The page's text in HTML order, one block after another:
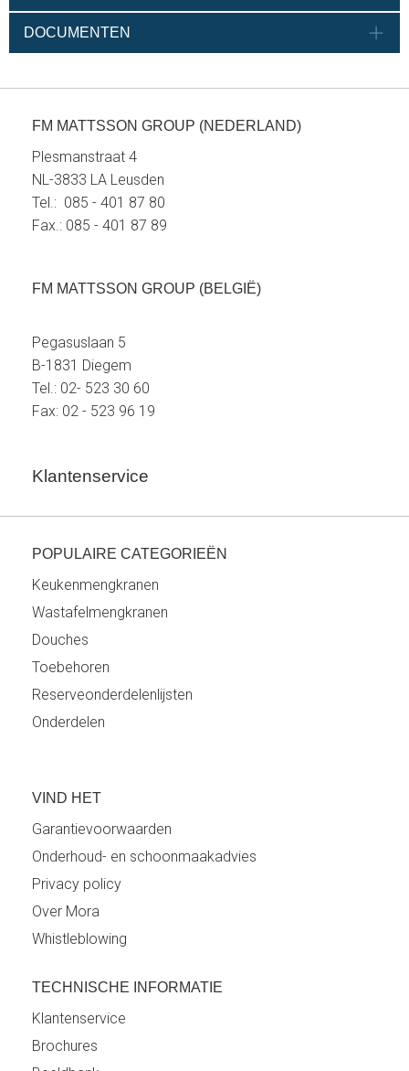
DOCUMENTEN
FM MATTSSON GROUP (NEDERLAND)
Plesmanstraat 4
NL-3833 LA Leusden
Tel.: 085 - 401 87 80
Fax.: 085 - 401 87 89
FM MATTSSON GROUP (BELGIË)
Pegasuslaan 5
B-1831 Diegem
Tel.: 02- 523 30 60
Fax: 02 - 523 96 19
Klantenservice
POPULAIRE CATEGORIEËN
Keukenmengkranen
Wastafelmengkranen
Douches
Toebehoren
Reserveonderdelenlijsten
Onderdelen
VIND HET
Garantievoorwaarden
Onderhoud- en schoonmaakadvies
Privacy policy
Over Mora
Whistleblowing
TECHNISCHE INFORMATIE
Klantenservice
Brochures